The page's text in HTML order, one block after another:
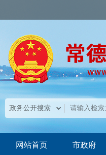
网站首页 市政府